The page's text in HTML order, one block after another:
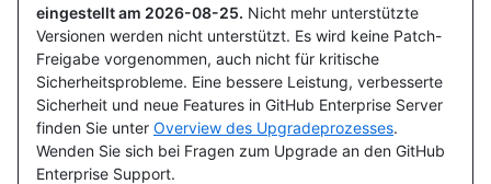
eingestellt am 2026-08-25. Nicht mehr unterstützte
Versionen werden nicht unterstützt. Es wird keine Patch-
Freigabe vorgenommen, auch nicht für kritische
Sicherheitsprobleme. Eine bessere Leistung, verbesserte
Sicherheit und neue Features in GitHub Enterprise Server
finden Sie unter Overview des Upgradeprozesses.
Wenden Sie sich bei Fragen zum Upgrade an den GitHub
Enterprise Support.